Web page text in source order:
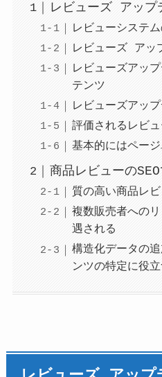
レビューズ アップ
レビューシステ
レビューズ アッ
レビューズアッ
テンツ
レビューズアッ
評価されるレビ
基本的にはペー
商品レビューの
質の高い商品レビ
複数販売者への
遇される
構造化データの
ンツの特定に役